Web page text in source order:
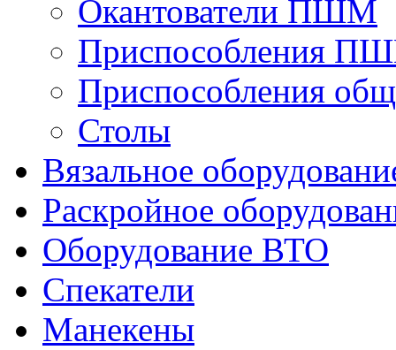
Окантователи ПШМ
Приспособления
Приспособления
Столы
Вязальное
Раскройное
Оборудование ВТО
Спекатели
Манекены